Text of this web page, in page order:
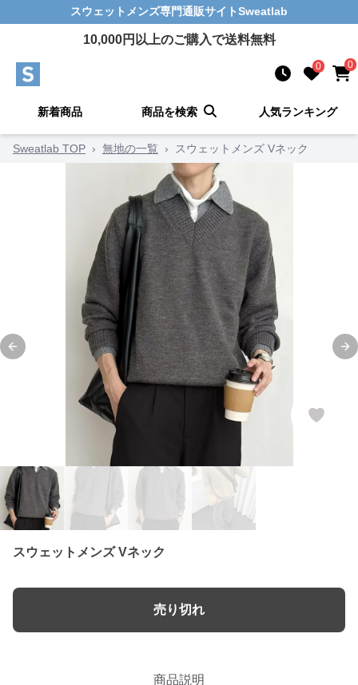
スウェットメンズ専門通販サイトSweatlab
10,000円以上のご購入で送料無料
0 0
新着商品 商品を検索 人気ランキング
Sweatlab TOP › 無地の一覧 › スウェットメンズ Vネック
Previous slide
スウェットメンズ Vネック
売り切れ
商品説明